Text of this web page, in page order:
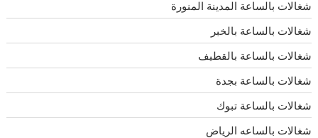
شغالات بالساعة المدينة المنورة
شغالات بالساعة بالخبر
شغالات بالساعة بالقطيف
شغالات بالساعة بجدة
شغالات بالساعة تبوك
شغالات بالساعه الرياض